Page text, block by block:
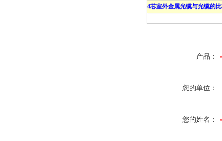
4芯室外金属光缆与光缆的
产品：
您的单位：
您的姓名：